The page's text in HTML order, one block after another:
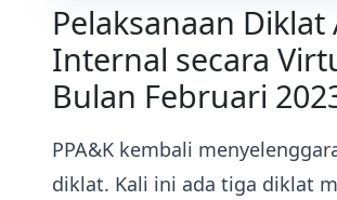
Pelaksanaan
Internal secara
Bulan Februari
PPA&K kembali
diklat. Kali ini ada tiga diklat